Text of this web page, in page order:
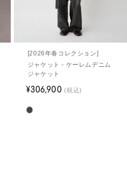
[2026年春コレクション]
ジャケット - ケーレムデニム
ジャケット
¥306,900(税込)